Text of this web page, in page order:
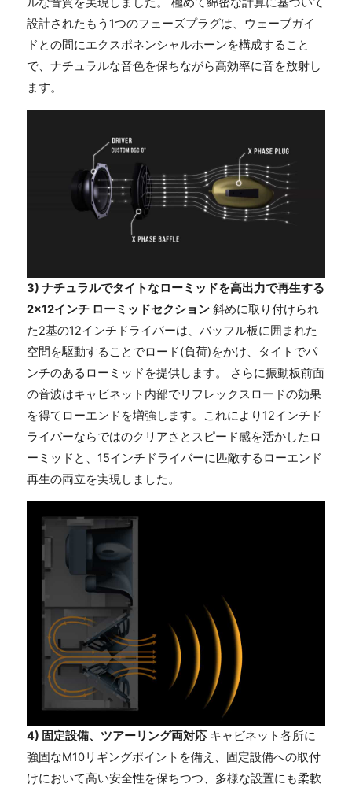
設計されたもう1つのフェーズプラグは、ウェーブガイ
ドとの間にエクスポネンシャルホーンを構成すること
で、ナチュラルな音色を保ちながら高効率に音を放射し
ます。
3) ナチュラルでタイトなローミッドを高出力で再生する
2×12インチ ローミッドセクション 斜めに取り付けられ
た2基の12インチドライバーは、バッフル板に囲まれた
空間を駆動することでロード(負荷)をかけ、タイトでパ
ンチのあるローミッドを提供します。 さらに振動板前面
の音波はキャビネット内部でリフレックスロードの効果
を得てローエンドを増強します。これにより12インチド
ライバーならではのクリアさとスピード感を活かしたロ
ーミッドと、15インチドライバーに匹敵するローエンド
再生の両立を実現しました。
4) 固定設備、ツアーリング両対応 キャビネット各所に
強固なM10リギングポイントを備え、固定設備への取付
けにおいて高い安全性を保ちつつ、多様な設置にも柔軟